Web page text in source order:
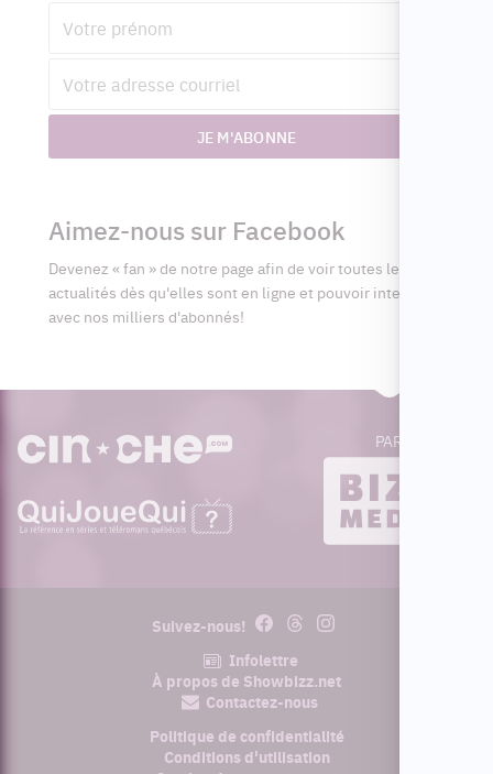
courriel
JE M'ABONNE
Aimez-nous sur Facebook
Devenez « fan » de notre page afin de voir toutes les
actualités dès qu'elles sont en ligne et pouvoir interagir
avec nos milliers d'abonnés!
cinoche.com
quijouequi.com bizzmedia.ca
PAR
Suivez-nous! FacebookThreadsInstagram
Infolettre
À propos de Showbizz.net
Contactez-nous
Politique de confidentialité
Conditions d'utilisation